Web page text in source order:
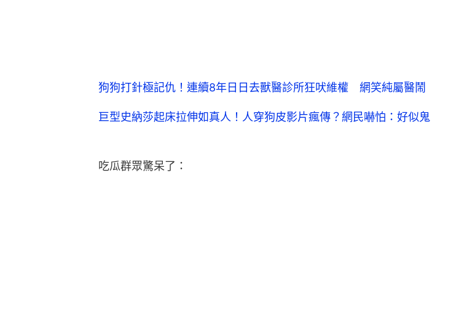
狗狗打針極記仇！連續8年日日去獸醫診所狂吠維權 網笑純屬醫鬧
巨型史納莎起床拉伸如真人！人穿狗皮影片瘋傳？網民嚇怕：好似鬼
吃瓜群眾驚呆了：